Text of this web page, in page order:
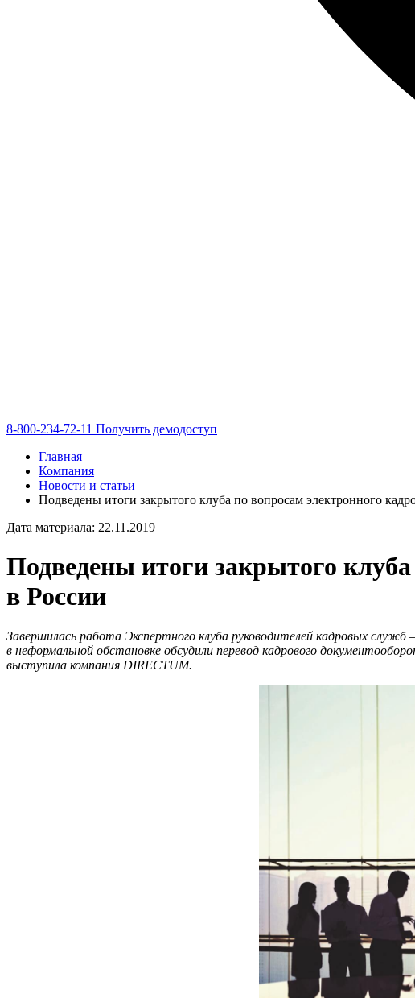
8-800-234-72-11 Получить демодоступ
Главная
Компания
Новости и статьи
Подведены итоги закрытого клуба по вопросам электронного
Дата материала: 22.11.2019
Подведены итоги закрытого
в России
Завершилась работа Экспертного клуба руководителей кадровых
в неформальной обстановке обсудили перевод кадрового
выступила компания DIRECTUM.